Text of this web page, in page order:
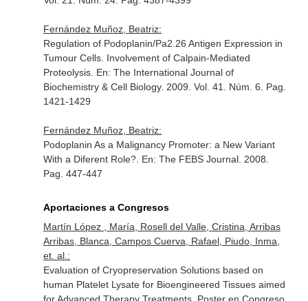
Fernández Muñoz, Beatriz:
Regulation of Podoplanin/Pa2.26 Antigen Expression in
Tumour Cells. Involvement of Calpain-Mediated
Proteolysis. En: The International Journal of
Biochemistry & Cell Biology. 2009. Vol. 41. Núm. 6. Pag.
1421-1429
Fernández Muñoz, Beatriz:
Podoplanin As a Malignancy Promoter: a New Variant
With a Diferent Role?. En: The FEBS Journal. 2008.
Pag. 447-447
Aportaciones a Congresos
Martín López , María, Rosell del Valle, Cristina, Arribas
Arribas, Blanca, Campos Cuerva, Rafael, Piudo, Inma,
et. al.:
Evaluation of Cryopreservation Solutions based on
human Platelet Lysate for Bioengineered Tissues aimed